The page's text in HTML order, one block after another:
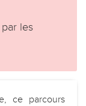
les
ce parcours